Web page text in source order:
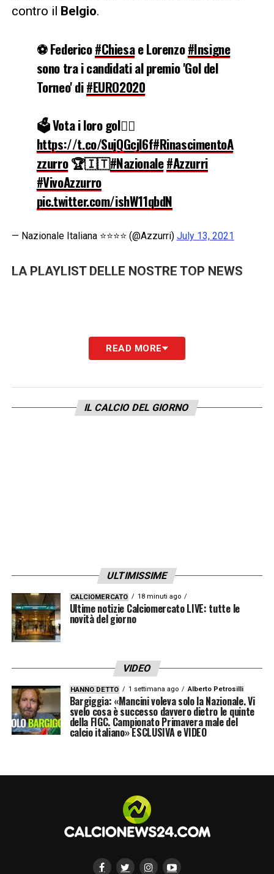
contro il Belgio.
⚽️ Federico#Chiesae Lorenzo#Insigne
sono tra i candidati al premio 'Gol del
Torneo' di#EURO2020
🗳️ Vota i loro gol👉🏻
https://t.co/SujQGcjl6f#RinascimentoA
zzurro🏆🇮🇹#Nazionale#Azzurri
#VivoAzzurro
pic.twitter.com/ishW11qbdN
— Nazionale Italiana ⭐️⭐️⭐️⭐️ (@Azzurri) July 13, 2021
LA PLAYLIST DELLE NOSTRE TOP NEWS
READ MORE
IL CALCIO DEL GIORNO
ULTIMISSIME
CALCIOMERCATO 18 minuti ago
Ultime notizie Calciomercato LIVE: tutte le
novità del giorno
VIDEO
HANNO DETTO 1 settimana ago Alberto Petrosilli
Bargiggia: «Mancini voleva solo la Nazionale. Vi
svelo cosa è successo davvero dietro le quinte
della FIGC. Campionato Primavera male del
calcio italiano» ESCLUSIVA e VIDEO